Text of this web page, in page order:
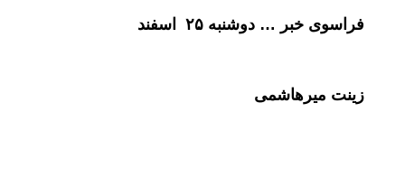
فراسوی خبر … دوشنبه ۲۵ اسفند
زینت میرهاشمی